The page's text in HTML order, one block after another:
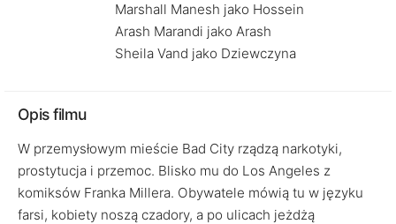
Marshall Manesh jako Hossein
Arash Marandi jako Arash
Sheila Vand jako Dziewczyna
Opis filmu
W przemysłowym mieście Bad City rządzą narkotyki,
prostytucja i przemoc. Blisko mu do Los Angeles z
komiksów Franka Millera. Obywatele mówią tu w języku
farsi, kobiety noszą czadory, a po ulicach jeżdżą